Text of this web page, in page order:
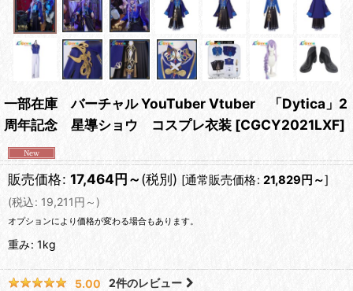
一部在庫 バーチャル YouTuber Vtuber 「Dytica」2
周年記念 星導ショウ コスプレ衣装 [CGCY2021LXF]
販売価格: 17,464円～(税別) [通常販売価格: 21,829 円 ～]
(税込: 19,211円 ～ )
オプションにより価格が変わる場合もあります。
重み: 1kg
5.00 2件のレビュー